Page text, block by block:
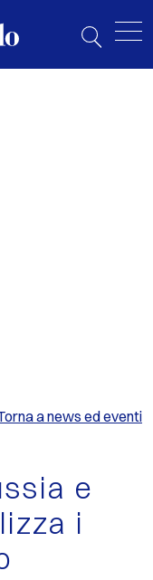
I MERCATI DI
a news ed eventi
e
i